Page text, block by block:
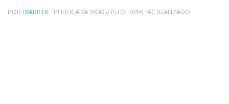
PORDIARIO K · PUBLICADA 18 AGOSTO, 2016 · ACTUALIZADO